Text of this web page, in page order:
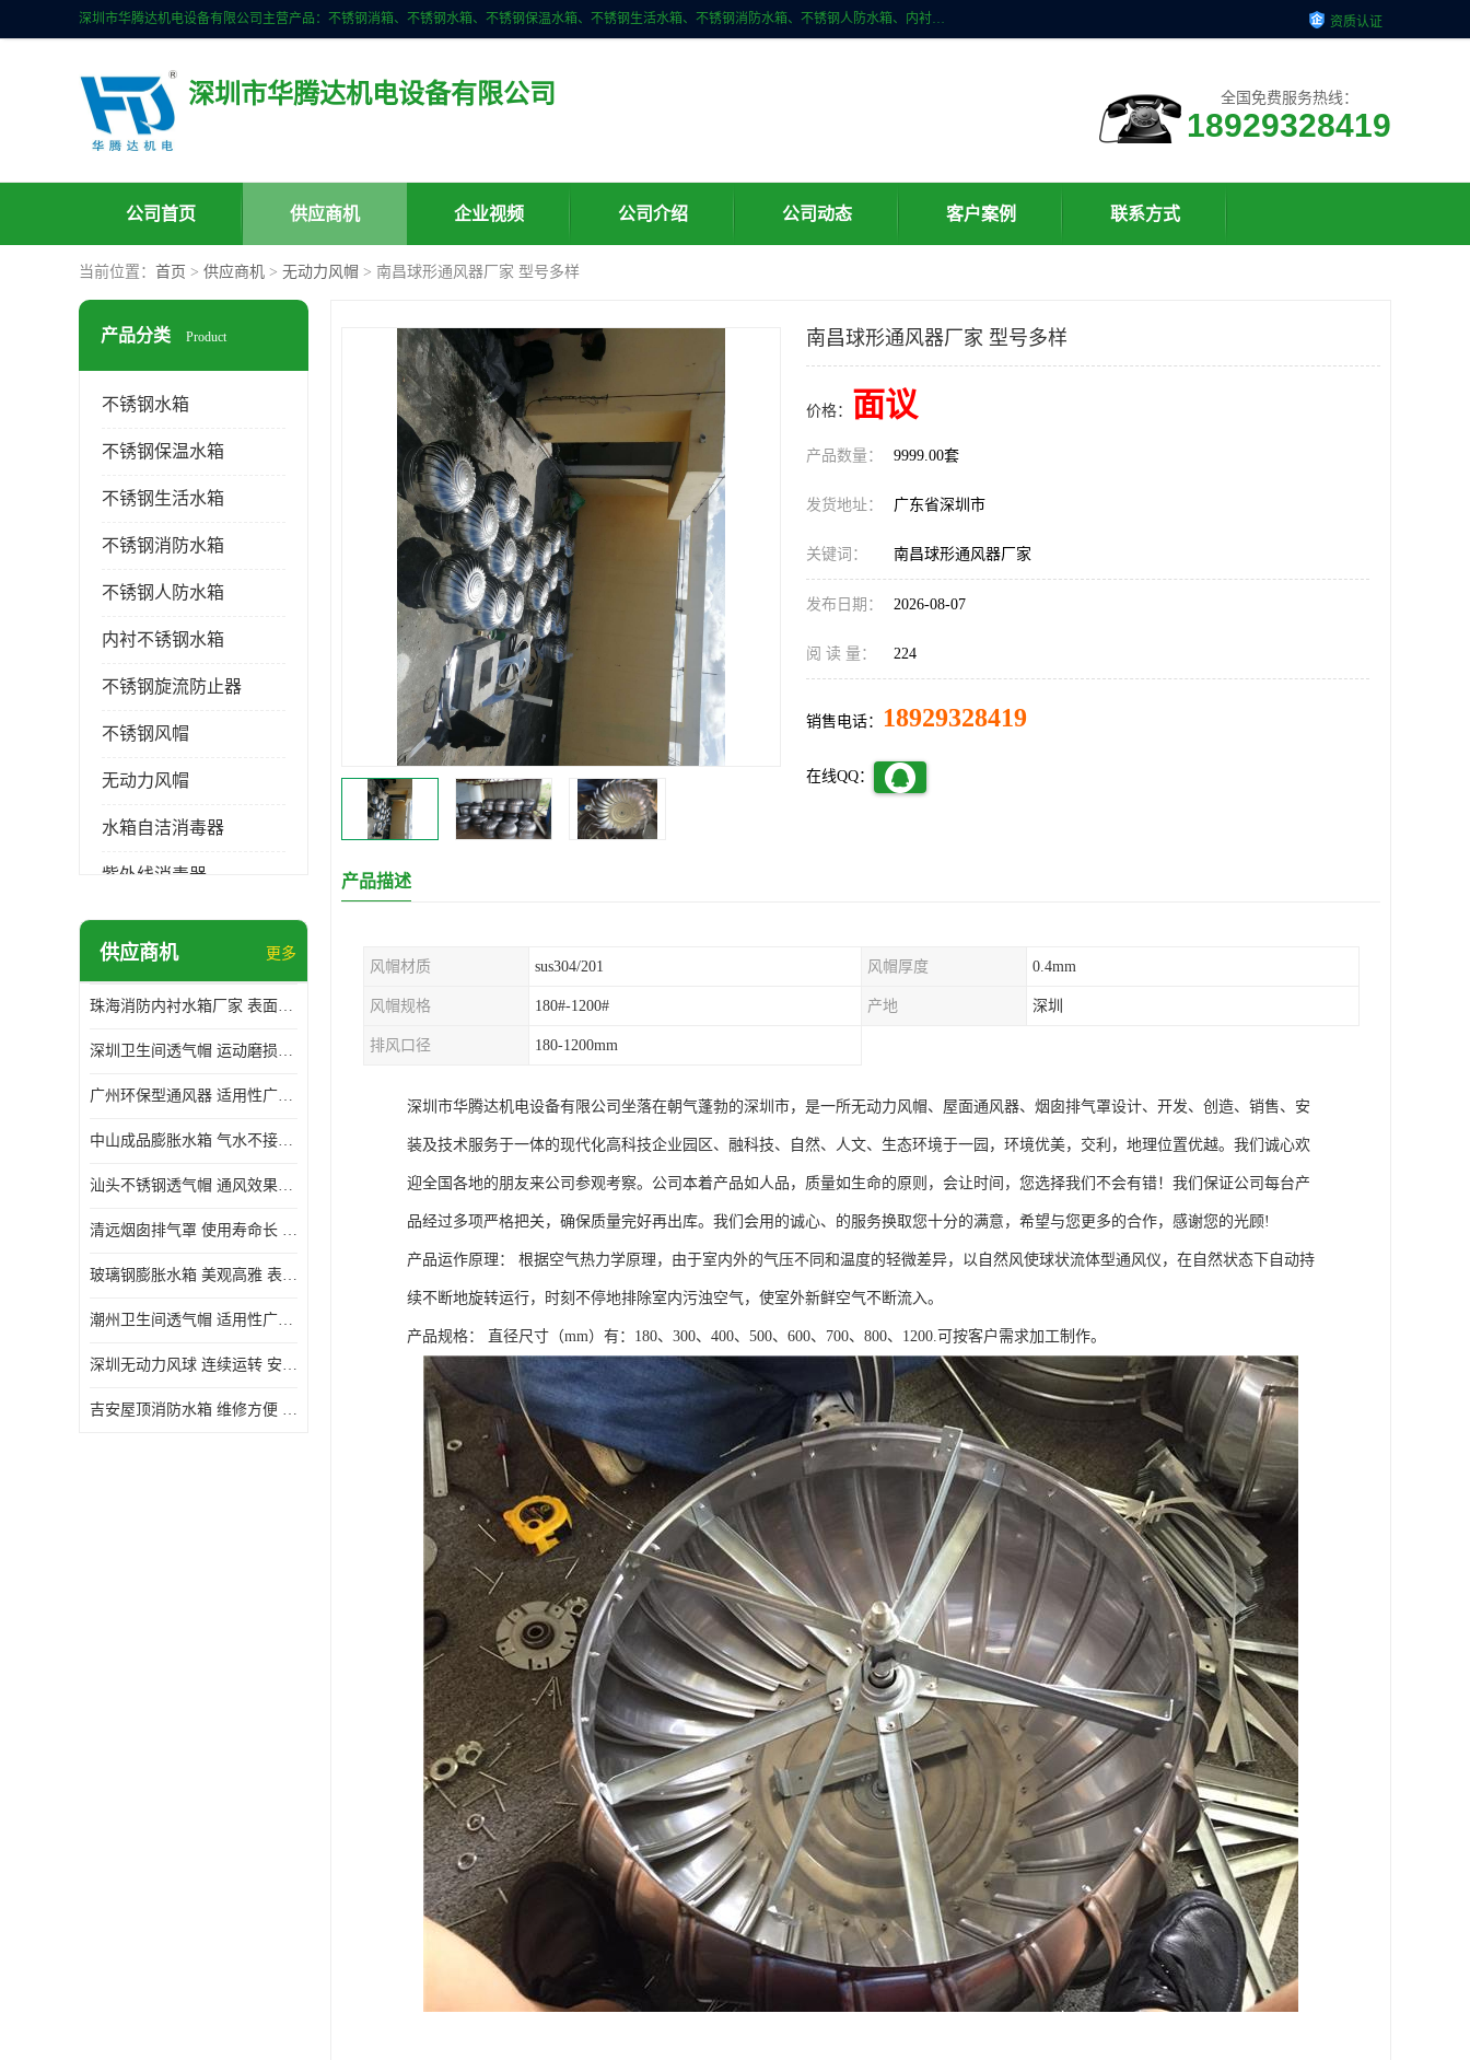
深圳市华腾达机电设备有限公司主营产品：不锈钢消箱、不锈钢水箱、不锈钢保温水箱、不锈钢生活水箱、不锈钢消防水箱、不锈钢人防水箱、内衬不锈钢水箱、膨胀水箱、不锈钢风帽、无动力风帽、水箱自洁消毒器、紫外线消毒器、不锈钢旋流防止器、组合式不锈钢水箱等。 资质认证
深圳市华腾达机电设备有限公司 全国免费服务热线：
18929328419
公司首页 供应商机 企业视频 公司介绍 公司动态 客户案例 联系方式
当前位置： 首页 > 供应商机 > 无动力风帽 > 南昌球形通风器厂家 型号多样
产品分类 Product
不锈钢水箱
不锈钢保温水箱
不锈钢生活水箱
不锈钢消防水箱
不锈钢人防水箱
内衬不锈钢水箱
不锈钢旋流防止器
不锈钢风帽
无动力风帽
水箱自洁消毒器
紫外线消毒器
膨胀水箱
生活水箱
镀锌钢板水箱
供应商机 更多
珠海消防内衬水箱厂家 表面光滑 施工设计合理
深圳卫生间透气帽 运动磨损小 重量轻 无噪音
广州环保型通风器 适用性广泛 灰尘不易附着
中山成品膨胀水箱 气水不接触 一次充气可保持长久使用
汕头不锈钢透气帽 通风效果好 无噪音 无火花
清远烟囱排气罩 使用寿命长 安装简便迅捷
玻璃钢膨胀水箱 美观高雅 表面光洁美观
潮州卫生间透气帽 适用性广泛 可以长期运行
深圳无动力风球 连续运转 安装操作简便
吉安屋顶消防水箱 维修方便 箱体钢度足
南昌球形通风器厂家 型号多样
价格： 面议
产品数量： 9999.00套
发货地址： 广东省深圳市
关键词： 南昌球形通风器厂家
发布日期： 2026-08-07
阅 读 量： 224
销售电话： 18929328419
在线QQ：
产品描述
风帽材质 sus304/201 风帽厚度 0.4mm
风帽规格 180#-1200# 产地 深圳
排风口径 180-1200mm
深圳市华腾达机电设备有限公司坐落在朝气蓬勃的深圳市，是一所无动力风帽、屋面通风器、烟囱排气罩设计、开发、创造、销售、安
装及技术服务于一体的现代化高科技企业园区、融科技、自然、人文、生态环境于一园，环境优美，交利，地理位置优越。我们诚心欢
迎全国各地的朋友来公司参观考察。公司本着产品如人品，质量如生命的原则，会让时间，您选择我们不会有错！我们保证公司每台产
品经过多项严格把关，确保质量完好再出库。我们会用的诚心、的服务换取您十分的满意，希望与您更多的合作，感谢您的光顾!
产品运作原理： 根据空气热力学原理，由于室内外的气压不同和温度的轻微差异，以自然风使球状流体型通风仪，在自然状态下自动持
续不断地旋转运行，时刻不停地排除室内污浊空气，使室外新鲜空气不断流入。
产品规格： 直径尺寸（mm）有：180、300、400、500、600、700、800、1200.可按客户需求加工制作。